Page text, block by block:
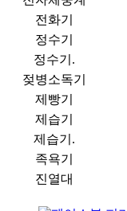
전화기
정수기
정수기.
젖병소독기
제빵기
제습기
제습기.
족욕기
진열대